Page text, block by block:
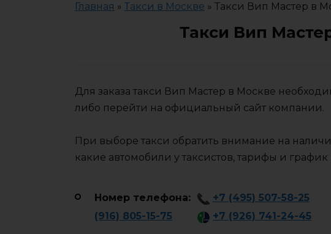
Главная » Такси в Москве » Такси Вип Мастер в
Такси Вип
Для заказа такси Вип Мастер в Москве
либо перейти на официальный сайт компании.
При выборе такси обратить внимание на
какие автомобили у таксистов, тарифы и график
Номер телефона: +7 (495) 507-58-25
(916) 805-15-75
+7 (926) 741-24-45